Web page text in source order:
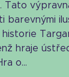
Tato
barevnými
hraje
o...